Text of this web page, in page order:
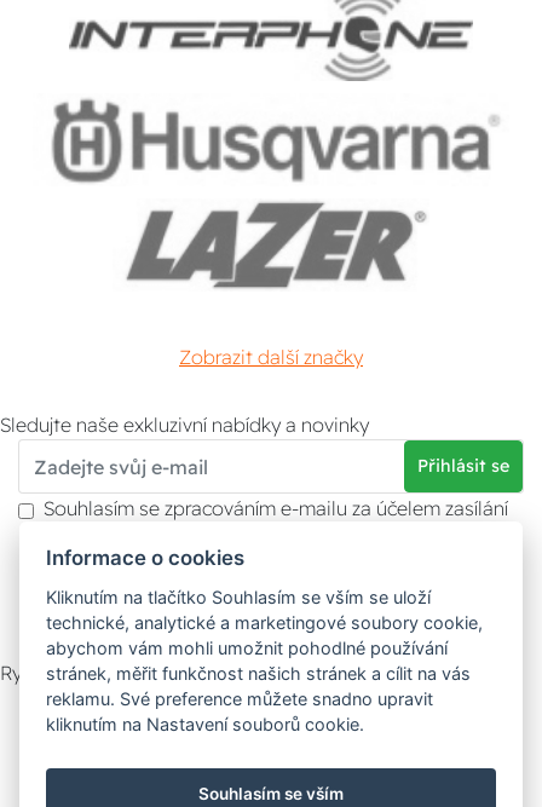
Zobrazit další značky
Sledujte naše exkluzivní nabídky a novinky
Přihlásit se
Souhlasím se zpracováním e-mailu za účelem zasílání
Více informací naleznete v
údajů . Souhlas můžete kdykoliv odvolat.
Rychlý kontakt
Zákaznický servis Vyzvednutí zboží
Informace o cookies
Kliknutím na tlačítko Souhlasím se vším se uloží
technické, analytické a marketingové soubory cookie,
abychom vám mohli umožnit pohodlné používání
stránek, měřit funkčnost našich stránek a cílit na vás
reklamu. Své preference můžete snadno upravit
kliknutím na Nastavení souborů cookie.
Souhlasím se vším